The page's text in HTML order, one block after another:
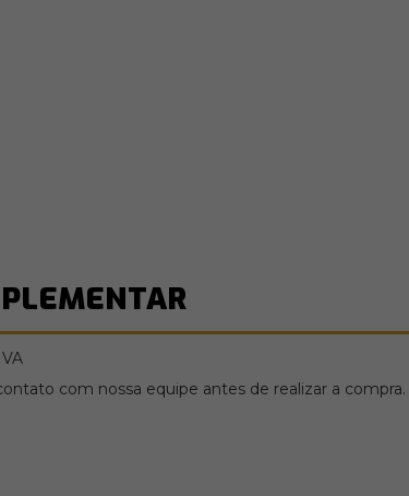
com nossa equipe antes de realizar a compra.